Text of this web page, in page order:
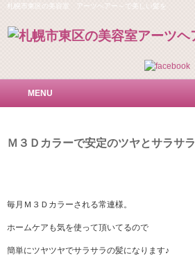
札幌市東区の美容室 アーツヘアー～で美しい髪を
MENU
Ｍ３Ｄカラーで安定のツヤとサラサ
毎月Ｍ３Ｄカラーされる常連様。
ホームケアも気を使って頂いてるので
簡単にツヤツヤでサラサラの髪になります♪